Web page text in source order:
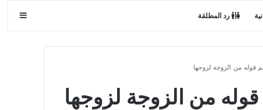
رد المطلقة
قوله من الزوجة لزوجها
من الزوجة لزوجها